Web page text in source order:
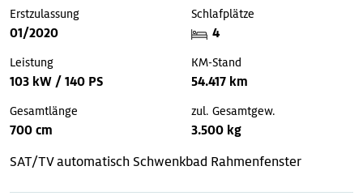
Erstzulassung
01/2020
Schlafplätze
4
Leistung
103 kW / 140 PS
KM-Stand
54.417 km
Gesamtlänge
700 cm
zul. Gesamtgew.
3.500 kg
SAT/TV automatisch Schwenkbad Rahmenfenster